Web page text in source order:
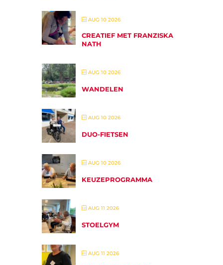
AUG 10 2026
CREATIEF MET FRANZISKA
NATH
AUG 10 2026
WANDELEN
AUG 10 2026
DUO-FIETSEN
AUG 10 2026
KEUZEPROGRAMMA
AUG 11 2026
STOELGYM
AUG 11 2026